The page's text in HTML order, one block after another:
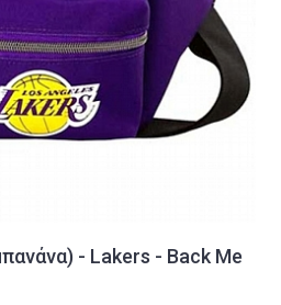
- Lakers - Back Me